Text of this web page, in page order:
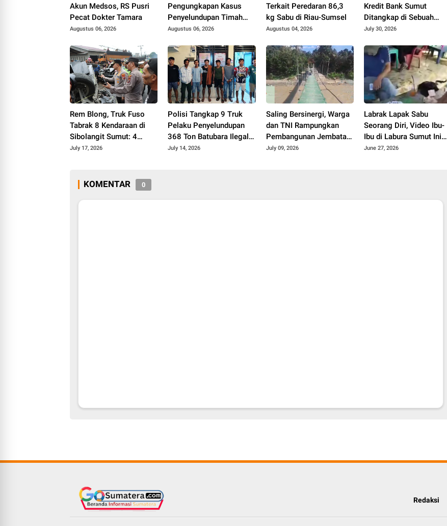
Akun Medsos, RS Pusri
Pecat Dokter Tamara
Augustus 06, 2026
Pengungkapan Kasus
Penyelundupan Timah
dari Babel ke Malaysia
Augustus 06, 2026
Terkait Peredaran 86,3
kg Sabu di Riau-Sumsel
Augustus 04, 2026
Kredit Bank Sumut
Ditangkap di Sebuah
Apartemen di Jaksel
July 30, 2026
Rem Blong, Truk Fuso
Tabrak 8 Kendaraan di
Sibolangit Sumut: 4
Orang Tewas, 8 Terluka
July 17, 2026
Polisi Tangkap 9 Truk
Pelaku Penyelundupan
368 Ton Batubara Ilegal
ke Jawa
July 14, 2026
Saling Bersinergi, Warga
dan TNI Rampungkan
Pembangunan Jembatan
di Palembayan Agam
July 09, 2026
Labrak Lapak Sabu
Seorang Diri, Video Ibu-
Ibu di Labura Sumut Ini
Langsung Viral
June 27, 2026
KOMENTAR 0
Redaksi